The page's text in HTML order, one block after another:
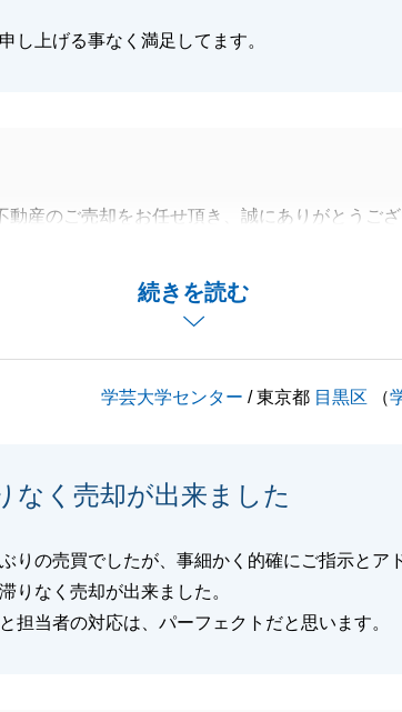
し上げる事なく満足してます。
続きを読む
動産のご売却をお任せ頂き、誠にありがとうご
ら、弊社にお任せいただけた事、嬉しく思います
約に至った点、買主様とのご縁を感じております
閉じる
学芸大学センター / 東京都 目黒区 （
なく売却が出来ました
りの売買でしたが、事細かく的確にご指示とア
りなく売却が出来ました。
担当者の対応は、パーフェクトだと思います。